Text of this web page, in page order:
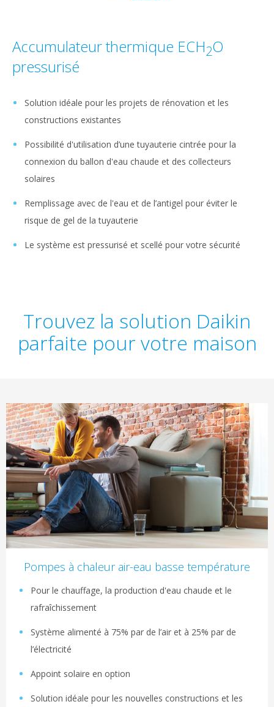
Accumulateur thermique ECH2O
pressurisé
Solution idéale pour les projets de rénovation et les
constructions existantes
Possibilité d'utilisation d’une tuyauterie cintrée pour la
connexion du ballon d'eau chaude et des collecteurs
solaires
Remplissage avec de l'eau et de l’antigel pour éviter le
risque de gel de la tuyauterie
Le système est pressurisé et scellé pour votre sécurité
Trouvez la solution Daikin
parfaite pour votre maison
Pompes à chaleur air-eau basse température
Pour le chauffage, la production d'eau chaude et le
rafraîchissement
Système alimenté à 75% par de l’air et à 25% par de
l’électricité
Appoint solaire en option
Solution idéale pour les nouvelles constructions et les